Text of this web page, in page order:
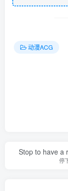
动漫ACG
Stop to have a
停